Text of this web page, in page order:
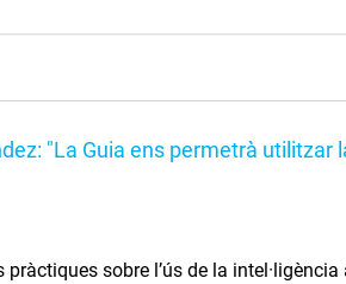
"La Guia ens permetrà
pràctiques sobre l’ús de la